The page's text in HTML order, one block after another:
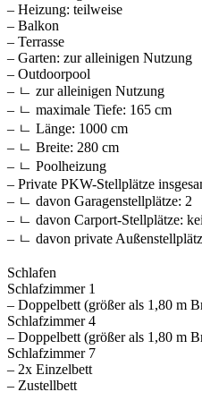
– Heizung: teilweise
– Balkon
– Terrasse
– Garten: zur alleinigen Nutzung
– Outdoorpool
– ㄴ zur alleinigen Nutzung
– ㄴ maximale Tiefe: 165 cm
– ㄴ Länge: 1000 cm
– ㄴ Breite: 280 cm
– ㄴ Poolheizung
– Private PKW-Stellplätze
– ㄴ davon Garagenstellplätze: 2
– ㄴ davon Carport-Stellplätze:
– ㄴ davon private
Schlafen
Schlafzimmer 1
– Doppelbett (größer als 1,80 m
Schlafzimmer 4
– Doppelbett (größer als 1,80 m
Schlafzimmer 7
– 2x Einzelbett
– Zustellbett